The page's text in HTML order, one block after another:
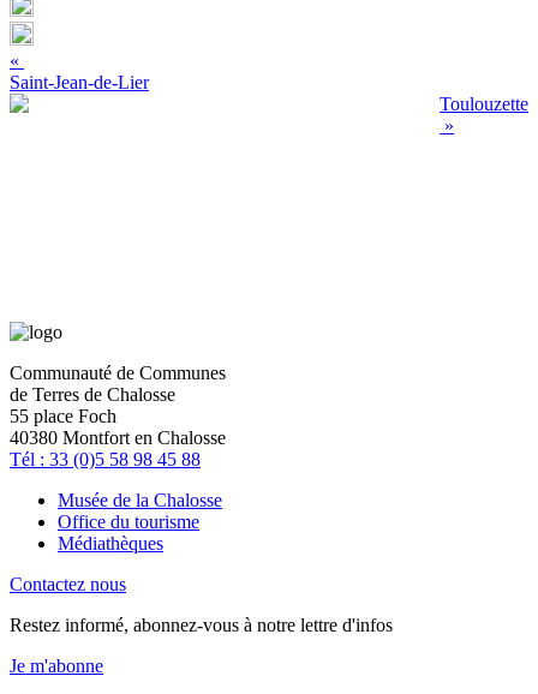
«
Saint-Jean-de-Lier
Toulouzette
»
Communauté de Communes
de Terres de Chalosse
55 place Foch
40380 Montfort en Chalosse
Tél : 33 (0)5 58 98 45 88
Musée de la Chalosse
Office du tourisme
Médiathèques
Contactez nous
Restez informé, abonnez-vous à notre lettre d'infos
Je m'abonne